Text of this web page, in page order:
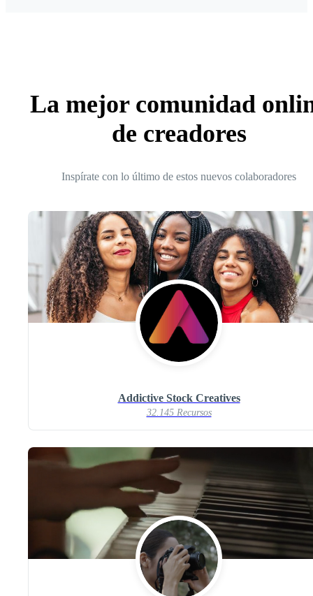
La mejor comunidad
de creadores
Inspírate con lo último de estos nuevos colaboradores
Addictive Stock Creatives
32.145 Recursos